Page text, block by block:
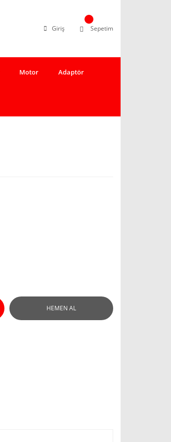
Giriş Sepetim
Motor Adaptör
HEMEN AL